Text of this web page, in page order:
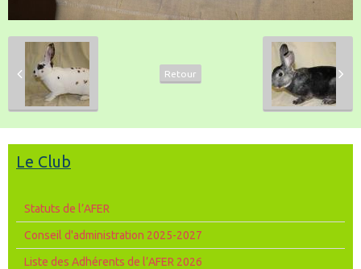
Retour
Le Club
Statuts de l’AFER
Conseil d'administration 2025-2027
Liste des Adhérents de l’AFER 2026